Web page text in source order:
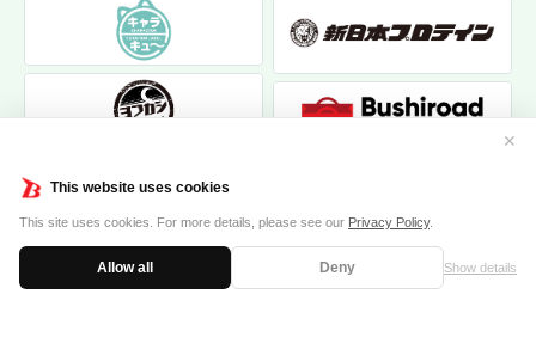
This website uses cookies
This site uses cookies. For more details, please see our Privacy Policy.
Allow all Deny Show details
✕